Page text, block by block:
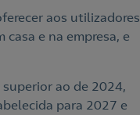
aos utilizadores
e na empresa, e
ao de 2024,
para 2027 e